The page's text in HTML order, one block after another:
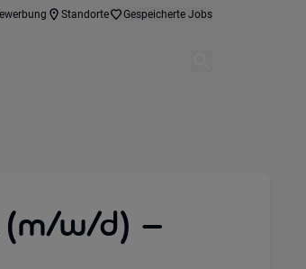
Standorte Gespeicherte Jobs
w/d) –